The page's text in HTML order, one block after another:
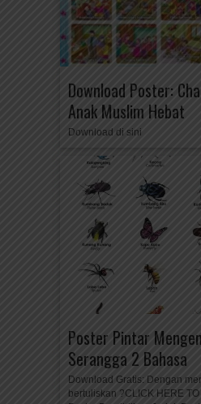
Download Poster:
Anak Muslim Hebat
Download di sini
Poster Pintar
Serangga 2 Bahasa
Download Gratis: Dengan
bertuliskan ?CLICK HERE